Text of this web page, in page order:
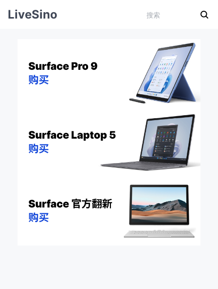
LiveSino